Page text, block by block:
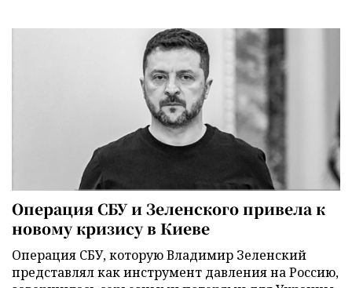
Операция СБУ и Зеленского привела к
новому кризису в Киеве
Операция СБУ, которую Владимир Зеленский
представлял как инструмент давления на Россию,